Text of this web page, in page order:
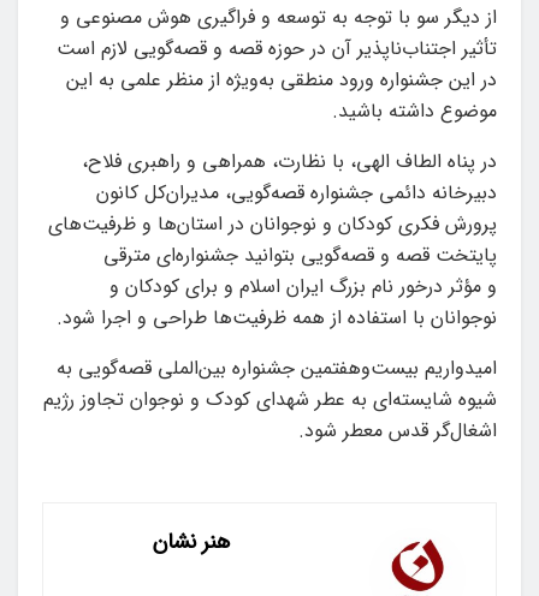
از دیگر سو با توجه به توسعه و فراگیری هوش مصنوعی و
تأثیر اجتناب‌ناپذیر آن در حوزه قصه و قصه‌گویی لازم است
در این جشنواره ورود منطقی به‌ویژه از منظر علمی به این
موضوع داشته باشید.
در پناه الطاف الهی، با نظارت، همراهی و راهبری فلاح،
دبیرخانه دائمی جشنواره قصه‌گویی، مدیران‌کل کانون
پرورش فکری کودکان و نوجوانان در استان‌ها و ظرفیت‌های
پایتخت قصه و قصه‌گویی بتوانید جشنواره‌ای مترقی
و مؤثر درخور نام بزرگ ایران اسلام و برای کودکان و
نوجوانان با استفاده از همه ظرفیت‌ها طراحی و اجرا شود.
امیدواریم بیست‌وهفتمین جشنواره بین‌الملی قصه‌گویی به
شیوه شایسته‌ای به عطر شهدای کودک و نوجوان تجاوز رژیم
اشغال‌گر قدس معطر شود.
هنر نشان